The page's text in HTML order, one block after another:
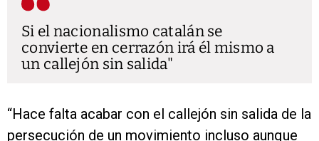
Si el nacionalismo catalán se
convierte en cerrazón irá él mismo a
un callejón sin salida
“Hace falta acabar con el callejón sin salida de la
persecución de un movimiento incluso aunque